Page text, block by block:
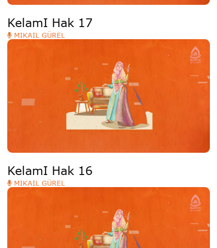
KelamI Hak 17
MIKAIL GÜREL
KelamI Hak 16
MIKAIL GÜREL